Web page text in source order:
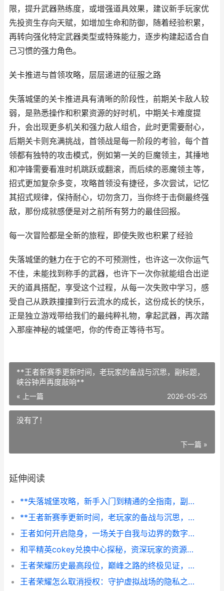
限，提升武器熟练度，或增强道具效果，建议新手玩家优
先投资生存向天赋，如增加生命和防御，随着经验积累，
再转向强化特定武器类型或特殊能力，逐步构建起适合自
己习惯的强力角色。
关卡推进与首领攻略，层层递进的征服之路
失落城堡的关卡推进具有清晰的阶段性，前期关卡敌人较
弱，是熟悉操作和积累资源的好时机，中期关卡难度提
升，会出现更多机关和强力敌人组合，此时更需要耐心，
后期关卡则充满挑战，首领战是每一阶段的考验，每个首
领都有独特的攻击模式，例如第一关的巨魔领主，其捶地
和冲锋需要看准时机跳跃或翻滚，而后续的恶魔领主等，
招式更加复杂多变，攻略首领没有捷径，多次尝试，记忆
其招式规律，保持耐心，切勿贪刀，当你终于击倒最终强
敌，那份成就感便是对之前所有努力的最佳回报。
每一次冒险都是全新的旅程，即使失败也积累了经验
失落城堡的魅力在于它的不可预测性，也许这一次你运气
不佳，未能找到称手的武器，也许下一次你就能组合出逆
天的道具搭配，享受这个过程，从每一次失败中学习，感
受自己从跌跌撞撞到行云流水的成长，这份成长的快乐，
正是独立游戏带给我们的最纯粹礼物，拿起武器，再次踏
入那座神秘的城堡吧，你的传奇正等待书写。
**王者新赛季更新时间，老玩家的备战与沉思，副标题，
峡谷钟声再度敲响**
« 上一篇 2026-05-25
没有了！
下一篇 »
延伸阅读
**失落城堡攻略，新手入门到精通的全指南，副标题，从菜鸟到屠龙勇士的蜕变之路**
**王者新赛季更新时间，老玩家的备战与沉思，副标题，峡谷钟声再度敲响**
王者如何开启隐身，一场关于自我与边界的数字博弈
和平精英cokey兑换中心探秘，资深玩家的资源博弈场，副标题，虚拟与现实的战术枢纽
王者荣耀历史最高段位，巅峰之路的终极见证，一段关于荣耀与执念的旅程
王者荣耀怎么取消授权：守护虚拟战场的隐私之门